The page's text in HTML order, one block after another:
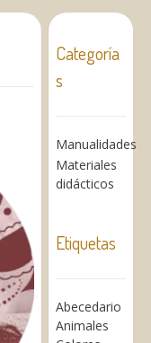
Categoría
s
Manualidades
Materiales
didácticos
Etiquetas
Abecedario
Animales